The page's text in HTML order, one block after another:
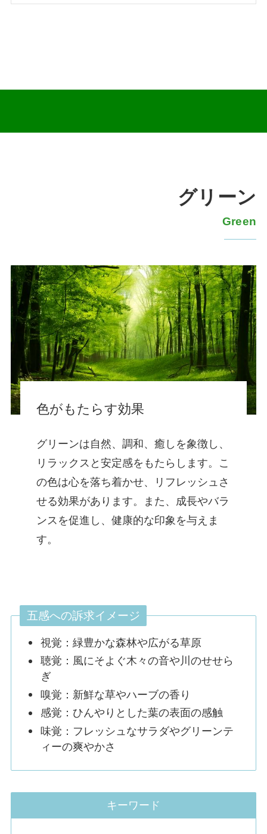
グリーン
Green
色がもたらす効果
グリーンは自然、調和、癒しを象徴し、
リラックスと安定感をもたらします。こ
の色は心を落ち着かせ、リフレッシュさ
せる効果があります。また、成長やバラ
ンスを促進し、健康的な印象を与えま
す。
五感への訴求イメージ
視覚：緑豊かな森林や広がる草原
聴覚：風にそよぐ木々の音や川のせせら
ぎ
嗅覚：新鮮な草やハーブの香り
感覚：ひんやりとした葉の表面の感触
味覚：フレッシュなサラダやグリーンテ
ィーの爽やかさ
キーワード